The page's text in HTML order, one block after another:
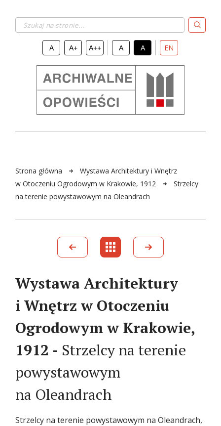
A A+ A++ A A EN
Strona główna
Wystawa Architektury i Wnętrz
w Otoczeniu Ogrodowym w Krakowie, 1912
Strzelcy
na terenie powystawowym na Oleandrach
Wystawa Architektury
i Wnętrz w Otoczeniu
Ogrodowym w Krakowie,
1912 - Strzelcy na terenie
powystawowym
na Oleandrach
Strzelcy na terenie powystawowym na Oleandrach,